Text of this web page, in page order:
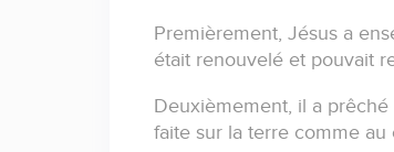
Premièrement, Jésus a
était renouvelé et pouvait
Deuxièmement, il a
faite sur la terre comme au